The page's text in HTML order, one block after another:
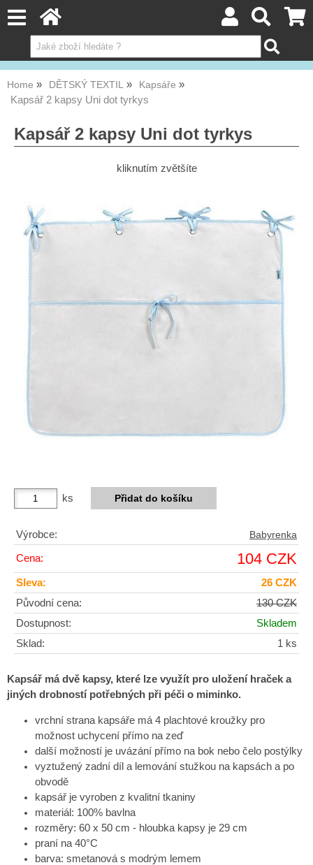
Home DĚTSKÝ TEXTIL Kapsáře
Kapsář 2 kapsy Uni dot tyrkys
Kapsář 2 kapsy Uni dot tyrkys
kliknutím zvětšíte
ks
Výrobce: Babyrenka
Cena: 104 CZK
Sleva:
26 CZK
Původní cena:
130 CZK
Dostupnost:
Skladem
Sklad:
1 ks
Kapsář má dvě kapsy, které lze využít pro uložení hraček a
jiných drobností potřebných při péči o miminko.
vrchní strana kapsáře má 4 plachtové kroužky pro
možnost uchycení přímo na zeď
další možností je uvázání přímo na bok nebo čelo postýlky
vyztužený zadní díl a lemování stužkou na kapsách a po
obvodě
kapsář je vyroben z kvalitní tkaniny
materiál: 100% bavlna
rozměry: 60 x 50 cm - hloubka kapsy je 29 cm
praní na 40°C
barva: smetanová s modrým lemem